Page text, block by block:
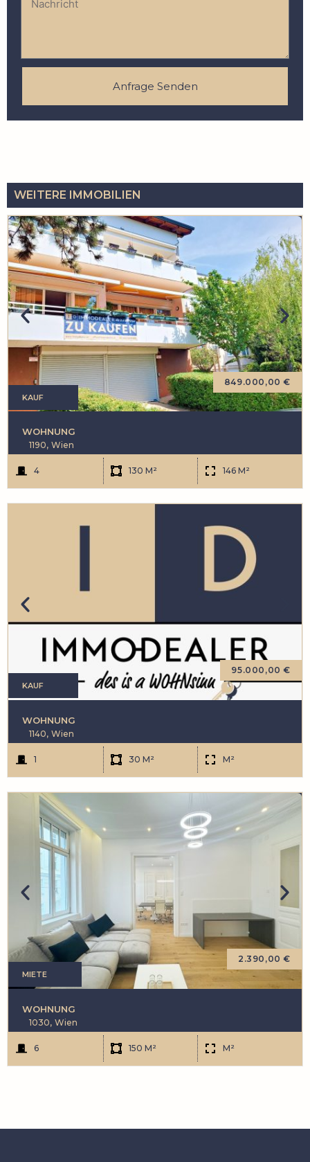
Anfrage Senden
WEITERE IMMOBILIEN
WOHNUNG
KAUF
1190, Wien
4 130 M² 146 M²
849.000,00 €
WOHNUNG
KAUF
1140, Wien
1 30 M² M²
95.000,00 €
WOHNUNG
MIETE
1030, Wien
6 150 M² M²
2.390,00 €